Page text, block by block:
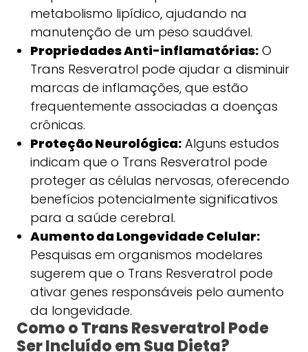
metabolismo lipídico, ajudando na
manutenção de um peso saudável.
Propriedades Anti-inflamatórias:O
Trans Resveratrol pode ajudar a disminuir
marcas de inflamações, que estão
frequentemente associadas a doenças
crônicas.
Proteção Neurológica:Alguns estudos
indicam que o Trans Resveratrol pode
proteger as células nervosas, oferecendo
benefícios potencialmente significativos
para a saúde cerebral.
Aumento da Longevidade Celular:
Pesquisas em organismos modelares
sugerem que o Trans Resveratrol pode
ativar genes responsáveis pelo aumento
da longevidade.
Como o Trans Resveratrol Pode
Ser Incluído em Sua Dieta?